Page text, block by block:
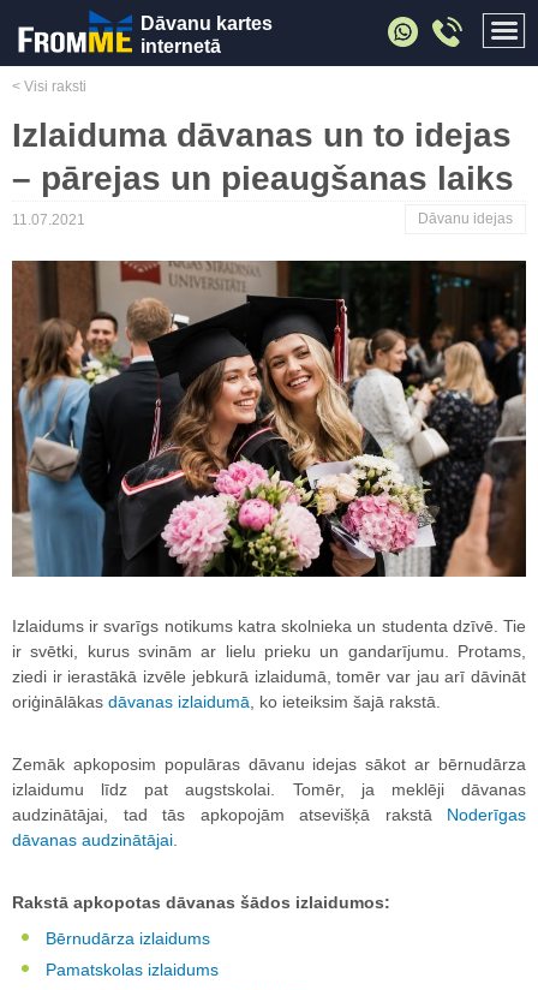
Dāvanu kartes
internetā
< Visi raksti
Izlaiduma dāvanas un to idejas
– pārejas un pieaugšanas laiks
11.07.2021 Dāvanu idejas
Izlaidums ir svarīgs notikums katra skolnieka un studenta dzīvē. Tie
ir svētki, kurus svinām ar lielu prieku un gandarījumu. Protams,
ziedi ir ierastākā izvēle jebkurā izlaidumā, tomēr var jau arī dāvināt
oriģinālākas dāvanas izlaidumā, ko ieteiksim šajā rakstā.
Zemāk apkoposim populāras dāvanu idejas sākot ar bērnudārza
izlaidumu līdz pat augstskolai. Tomēr, ja meklēji dāvanas
audzinātājai, tad tās apkopojām atsevišķā rakstā Noderīgas
dāvanas audzinātājai.
Rakstā apkopotas dāvanas šādos izlaidumos:
Bērnudārza izlaidums
Pamatskolas izlaidums